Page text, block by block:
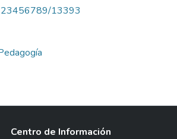
13393
Centro de Información